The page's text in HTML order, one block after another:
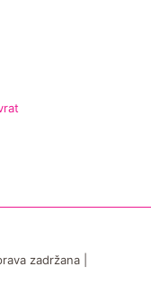
zadržana |